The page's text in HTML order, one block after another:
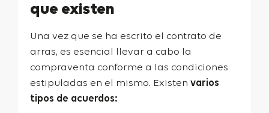
que existen
Una vez que se ha escrito el contrato de
arras, es esencial llevar a cabo la
compraventa conforme a las condiciones
estipuladas en el mismo. Existen varios
tipos de acuerdos: